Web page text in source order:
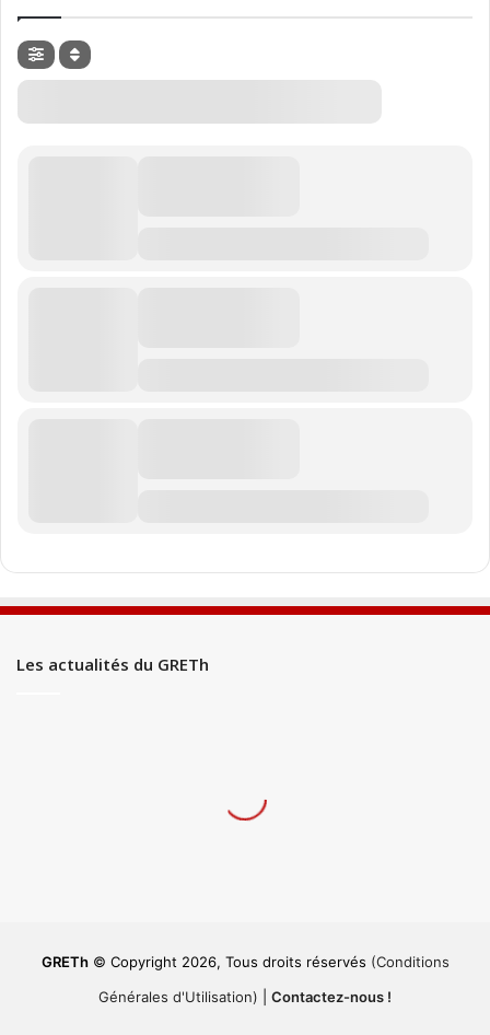
Les actualités du GRETh
GRETh© Copyright 2026, Tous droits réservés (Conditions
Générales d'Utilisation)
Contactez-nous !